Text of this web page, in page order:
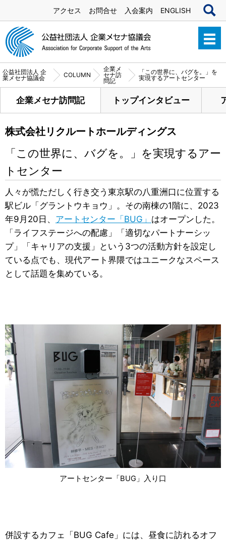
アクセス お問合せ 入会案内 ENGLISH
公益社団法人 企
業メセナ協議会
COLUMN
企業メ
セナ訪
問記
「この世界に、バグを。」を
実現するアートセンター
企業メセナ訪問記 トップインタビュー
株式会社リクルートホールディングス
「この世界に、バグを。」を実現するアー
トセンター
人々が慌ただしく行き交う東京駅の八重洲口に位置する
駅ビル「グラントウキョウ」。その南棟の1階に、2023
年9月20日、 アートセンター「BUG」 はオープンした。
「ライフステージへの配慮」「適切なパートナーシッ
プ」「キャリアの支援」という3つの活動方針を設定し
ている点でも、現代アート界隈ではユニークなスペース
として話題を集めている。
アートセンター「BUG」入り口
併設するカフェ「BUG Cafe」には、昼食に訪れるオフ